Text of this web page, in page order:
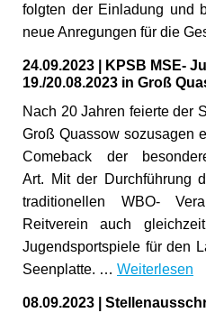
folgten der Einladung und
neue Anregungen für die
24.09.2023
KPSB MSE-
19./20.08.2023 in Groß
Nach 20 Jahren feierte der
Groß Quassow sozusagen
Comeback der
Art. Mit der Durchführung
traditionellen WBO-
Reitverein auch
Jugendsportspiele für den
Seenplatte. … Weiterlesen
08.09.2023